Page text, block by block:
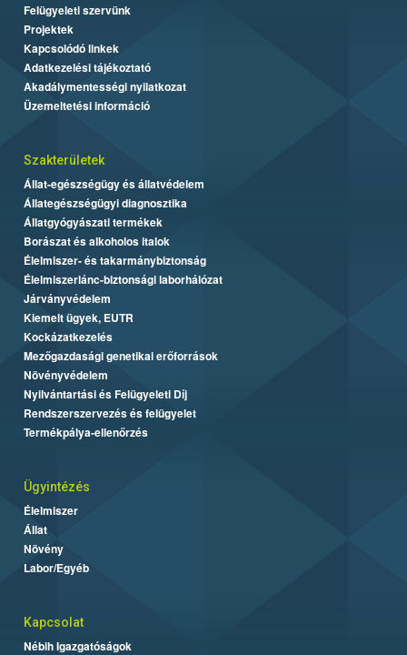
Felügyeleti szervünk
Projektek
Kapcsolódó linkek
Adatkezelési tájékoztató
Akadálymentességi nyilatkozat
Üzemeltetési információ
Szakterületek
Állat-egészségügy és állatvédelem
Állategészségügyi diagnosztika
Állatgyógyászati termékek
Borászat és alkoholos italok
Élelmiszer- és takarmánybiztonság
Élelmiszerlánc-biztonsági laborhálózat
Járványvédelem
Kiemelt ügyek, EUTR
Kockázatkezelés
Mezőgazdasági genetikai erőforrások
Növényvédelem
Nyilvántartási és Felügyeleti Díj
Rendszerszervezés és felügyelet
Termékpálya-ellenőrzés
Ügyintézés
Élelmiszer
Állat
Növény
Labor/Egyéb
Kapcsolat
Nébih Igazgatóságok